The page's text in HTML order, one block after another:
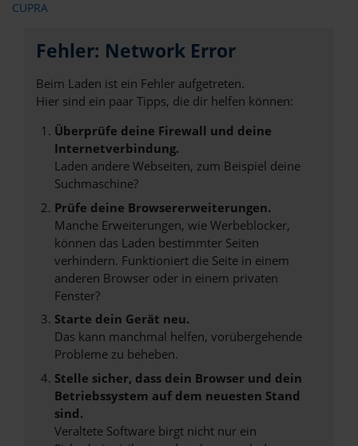
CUPRA
Fehler: Network Error
Beim Laden ist ein Fehler aufgetreten.
Hier sind ein paar Tipps, die dir helfen können:
Überprüfe deine Firewall und deine
Internetverbindung.
Laden andere Webseiten, zum Beispiel deine
Suchmaschine?
Prüfe deine Browsererweiterungen.
Manche Erweiterungen, wie Werbeblocker,
können das Laden bestimmter Seiten
verhindern. Funktioniert die Seite in einem
anderen Browser oder in einem privaten
Fenster?
Starte dein Gerät neu.
Das kann manchmal helfen, vorübergehende
Probleme zu beheben.
Stelle sicher, dass dein Browser und dein
Betriebssystem auf dem neuesten Stand
sind.
Veraltete Software birgt nicht nur ein